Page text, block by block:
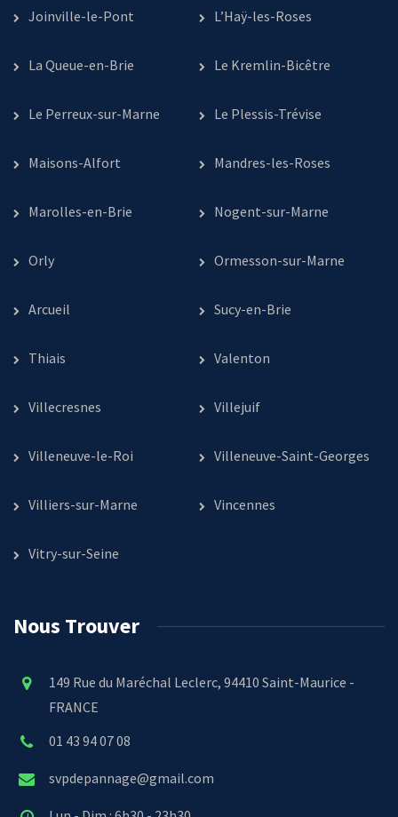
Joinville-le-Pont L’Haÿ-les-Roses
La Queue-en-Brie Le Kremlin-Bicêtre
Le Perreux-sur-Marne Le Plessis-Trévise
Maisons-Alfort Mandres-les-Roses
Marolles-en-Brie Nogent-sur-Marne
Orly Ormesson-sur-Marne
Arcueil Sucy-en-Brie
Thiais Valenton
Villecresnes Villejuif
Villeneuve-le-Roi Villeneuve-Saint-Georges
Villiers-sur-Marne Vincennes
Vitry-sur-Seine
Nous Trouver
149 Rue du Maréchal Leclerc, 94410 Saint-Maurice -
FRANCE
01 43 94 07 08
svpdepannage@gmail.com